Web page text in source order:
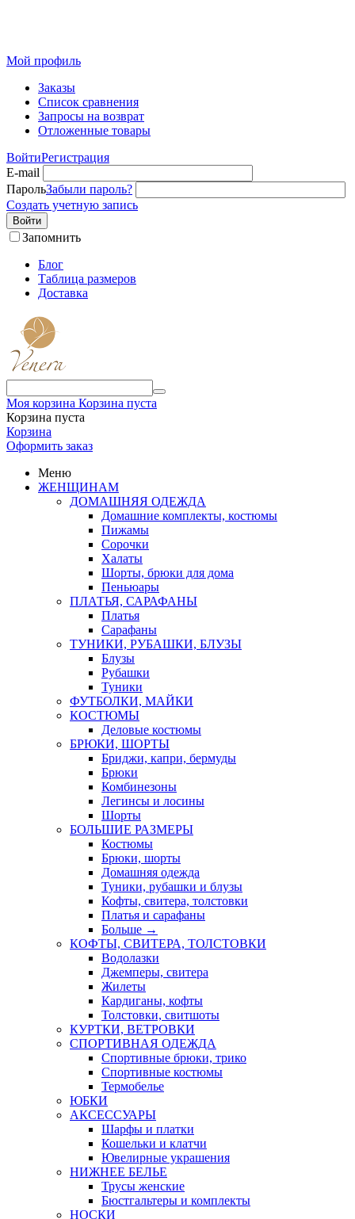
Мой профиль
Заказы
Список сравнения
Запросы на возврат
Отложенные товары
ВойтиРегистрация
E-mail
ПарольЗабыли пароль?
Создать учетную запись
Войти
Запомнить
Блог
Таблица размеров
Доставка
Моя корзина Корзина пуста
Корзина пуста
Корзина
Оформить заказ
Меню
ЖЕНЩИНАМ
ДОМАШНЯЯ ОДЕЖДА
Домашние комплекты, костюмы
Пижамы
Сорочки
Халаты
Шорты, брюки для дома
Пеньюары
ПЛАТЬЯ, САРАФАНЫ
Платья
Сарафаны
ТУНИКИ, РУБАШКИ, БЛУЗЫ
Блузы
Рубашки
Туники
ФУТБОЛКИ, МАЙКИ
КОСТЮМЫ
Деловые костюмы
БРЮКИ, ШОРТЫ
Бриджи, капри, бермуды
Брюки
Комбинезоны
Легинсы и лосины
Шорты
БОЛЬШИЕ РАЗМЕРЫ
Костюмы
Брюки, шорты
Домашняя одежда
Туники, рубашки и блузы
Кофты, свитера, толстовки
Платья и сарафаны
Больше →
КОФТЫ, СВИТЕРА, ТОЛСТОВКИ
Водолазки
Джемперы, свитера
Жилеты
Кардиганы, кофты
Толстовки, свитшоты
КУРТКИ, ВЕТРОВКИ
СПОРТИВНАЯ ОДЕЖДА
Спортивные брюки, трико
Спортивные костюмы
Термобелье
ЮБКИ
AКСЕССУАРЫ
Шарфы и платки
Кошельки и клатчи
Ювелирные украшения
НИЖНЕЕ БЕЛЬЕ
Трусы женские
Бюстгальтеры и комплекты
НОСКИ